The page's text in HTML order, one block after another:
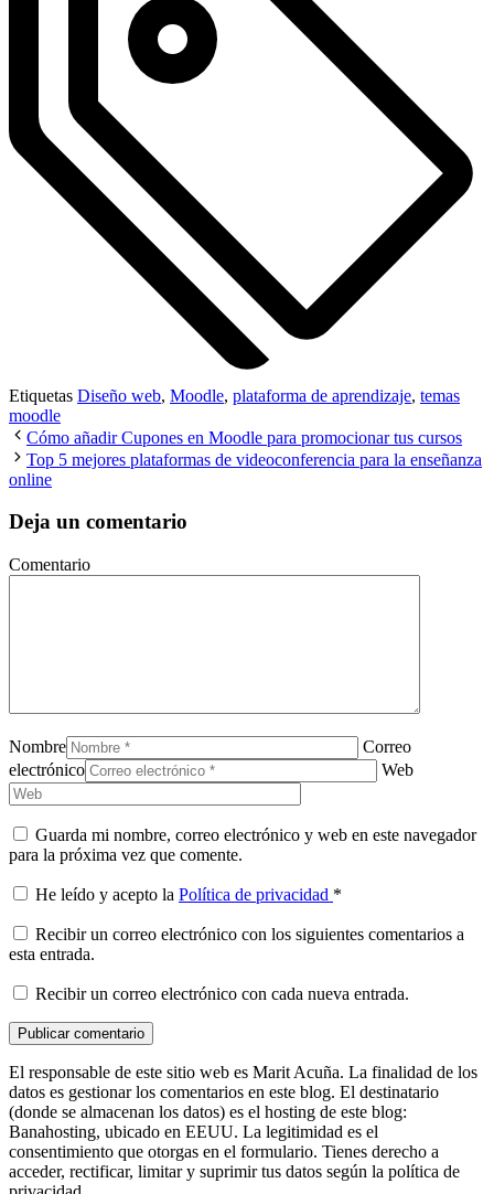
Etiquetas Diseño web, Moodle, plataforma de aprendizaje, temas
moodle
Cómo añadir Cupones en Moodle para promocionar tus cursos
Top 5 mejores plataformas de videoconferencia para la enseñanza
online
Deja un comentario
Comentario
Nombre
Correo
electrónico
Web
Guarda mi nombre, correo electrónico y web en este navegador
para la próxima vez que comente.
He leído y acepto la Política de privacidad *
Recibir un correo electrónico con los siguientes comentarios a
esta entrada.
Recibir un correo electrónico con cada nueva entrada.
El responsable de este sitio web es Marit Acuña. La finalidad de los
datos es gestionar los comentarios en este blog. El destinatario
(donde se almacenan los datos) es el hosting de este blog:
Banahosting, ubicado en EEUU. La legitimidad es el
consentimiento que otorgas en el formulario. Tienes derecho a
acceder, rectificar, limitar y suprimir tus datos según la política de